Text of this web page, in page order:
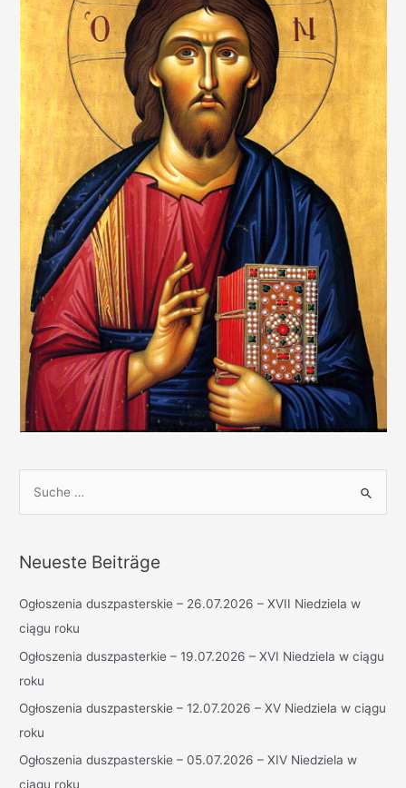
h
n
n
a
c
h
Neueste Beiträge
Ogłoszenia duszpasterskie – 26.07.2026 – XVII Niedziela w
ciągu roku
Ogłoszenia duszpasterkie – 19.07.2026 – XVI Niedziela w ciągu
roku
Ogłoszenia duszpasterskie – 12.07.2026 – XV Niedziela w ciągu
roku
Ogłoszenia duszpasterskie – 05.07.2026 – XIV Niedziela w
ciągu roku